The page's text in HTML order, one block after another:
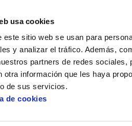
usa cookies
este sitio web se usan para
y analizar el tráfico. Además,
partners de redes sociales,
otra información que les haya
de sus servicios.
de cookies